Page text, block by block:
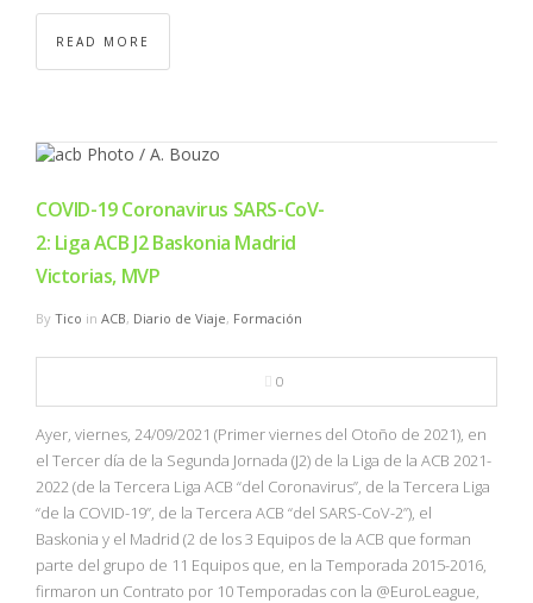
READ MORE
COVID-19 Coronavirus SARS-CoV-
2: Liga ACB J2 Baskonia Madrid
Victorias, MVP
By Tico in ACB, Diario de Viaje, Formación
0
Ayer, viernes, 24/09/2021 (Primer viernes del Otoño de 2021), en
el Tercer día de la Segunda Jornada (J2) de la Liga de la ACB 2021-
2022 (de la Tercera Liga ACB “del Coronavirus”, de la Tercera Liga
“de la COVID-19”, de la Tercera ACB “del SARS-CoV-2”), el
Baskonia y el Madrid (2 de los 3 Equipos de la ACB que forman
parte del grupo de 11 Equipos que, en la Temporada 2015-2016,
firmaron un Contrato por 10 Temporadas con la @EuroLeague,